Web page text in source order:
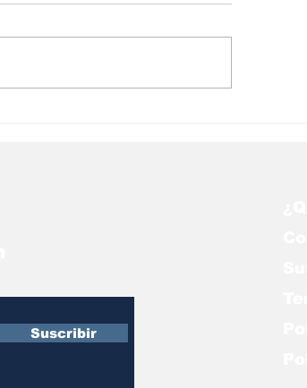
Suscribir